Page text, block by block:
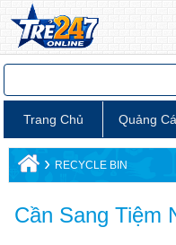
Trang Chủ Quảng
› RECYCLE BIN
Cần Sang Tiệm